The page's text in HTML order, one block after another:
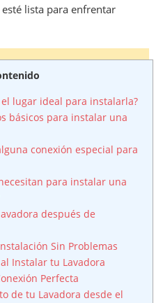
lista para enfrentar
el lugar ideal para instalarla?
básicos para instalar una
conexión especial para
para instalar una
después de
Sin Problemas
Instalar tu Lavadora
Perfecta
de tu Lavadora desde el